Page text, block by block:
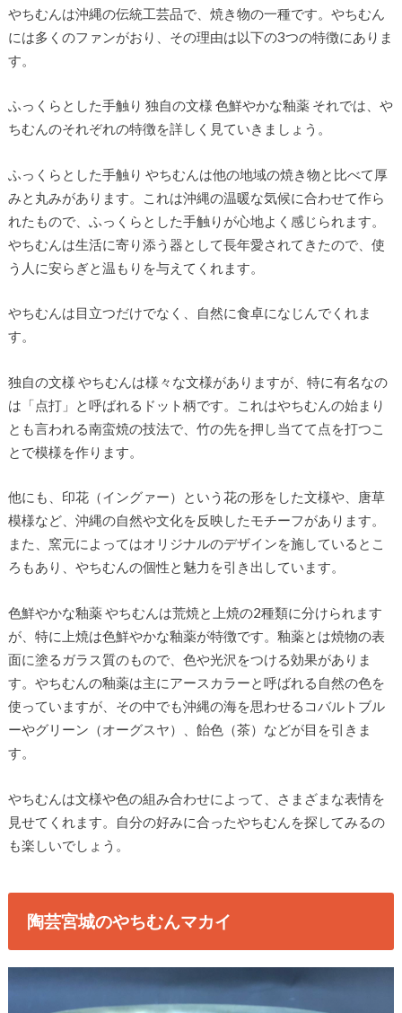
やちむんは沖縄の伝統工芸品で、焼き物の一種です。やちむん
には多くのファンがおり、その理由は以下の3つの特徴にありま
す。
ふっくらとした手触り 独自の文様 色鮮やかな釉薬 それでは、や
ちむんのそれぞれの特徴を詳しく見ていきましょう。
ふっくらとした手触り やちむんは他の地域の焼き物と比べて厚
みと丸みがあります。これは沖縄の温暖な気候に合わせて作ら
れたもので、ふっくらとした手触りが心地よく感じられます。
やちむんは生活に寄り添う器として長年愛されてきたので、使
う人に安らぎと温もりを与えてくれます。
やちむんは目立つだけでなく、自然に食卓になじんでくれま
す。
独自の文様 やちむんは様々な文様がありますが、特に有名なの
は「点打」と呼ばれるドット柄です。これはやちむんの始まり
とも言われる南蛮焼の技法で、竹の先を押し当てて点を打つこ
とで模様を作ります。
他にも、印花（イングァー）という花の形をした文様や、唐草
模様など、沖縄の自然や文化を反映したモチーフがあります。
また、窯元によってはオリジナルのデザインを施しているとこ
ろもあり、やちむんの個性と魅力を引き出しています。
色鮮やかな釉薬 やちむんは荒焼と上焼の2種類に分けられます
が、特に上焼は色鮮やかな釉薬が特徴です。釉薬とは焼物の表
面に塗るガラス質のもので、色や光沢をつける効果がありま
す。やちむんの釉薬は主にアースカラーと呼ばれる自然の色を
使っていますが、その中でも沖縄の海を思わせるコバルトブル
ーやグリーン（オーグスヤ）、飴色（茶）などが目を引きま
す。
やちむんは文様や色の組み合わせによって、さまざまな表情を
見せてくれます。自分の好みに合ったやちむんを探してみるの
も楽しいでしょう。
陶芸宮城のやちむんマカイ